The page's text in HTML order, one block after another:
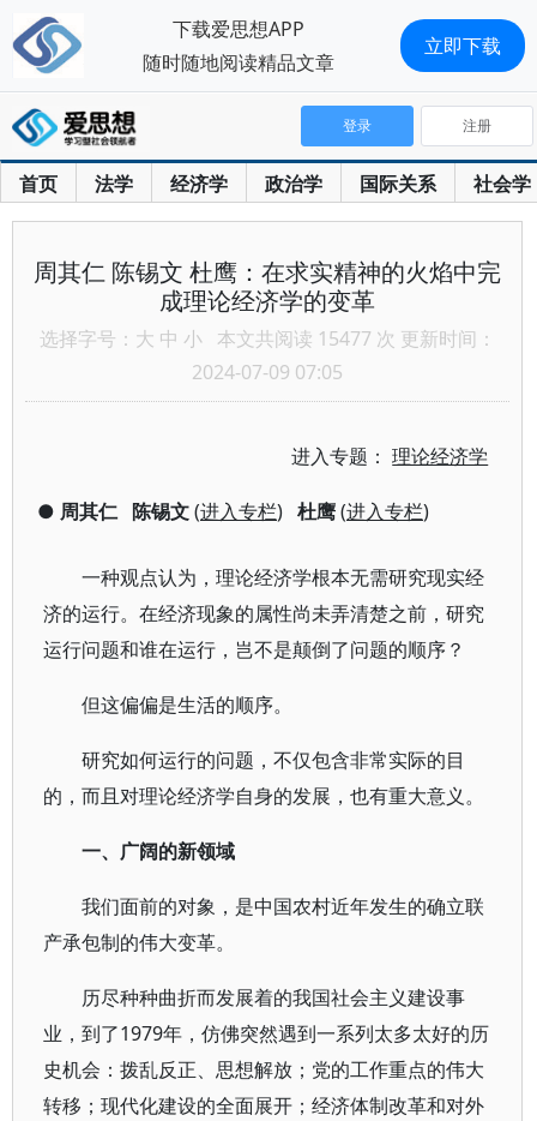
首页 法学 经济学 政治学 国际关系 社会学
登录 注册
周其仁 陈锡文 杜鹰：在求实精神的火焰中完
成理论经济学的变革
选择字号： 大 中 小 本文共阅读 15477 次 更新时间：
2024-07-09 07:05
进入专题：理论经济学
● 周其仁 陈锡文(进入专栏) 杜鹰(进入专栏)
一种观点认为，理论经济学根本无需研究现实经
济的运行。在经济现象的属性尚未弄清楚之前，研究
运行问题和谁在运行，岂不是颠倒了问题的顺序？
但这偏偏是生活的顺序。
研究如何运行的问题，不仅包含非常实际的目
的，而且对理论经济学自身的发展，也有重大意义。
一、广阔的新领域
我们面前的对象，是中国农村近年发生的确立联
产承包制的伟大变革。
历尽种种曲折而发展着的我国社会主义建设事
业，到了1979年，仿佛突然遇到一系列太多太好的历
史机会：拨乱反正、思想解放；党的工作重点的伟大
转移；现代化建设的全面展开；经济体制改革和对外
下载爱思想APP
随时随地阅读精品文章
立即下载